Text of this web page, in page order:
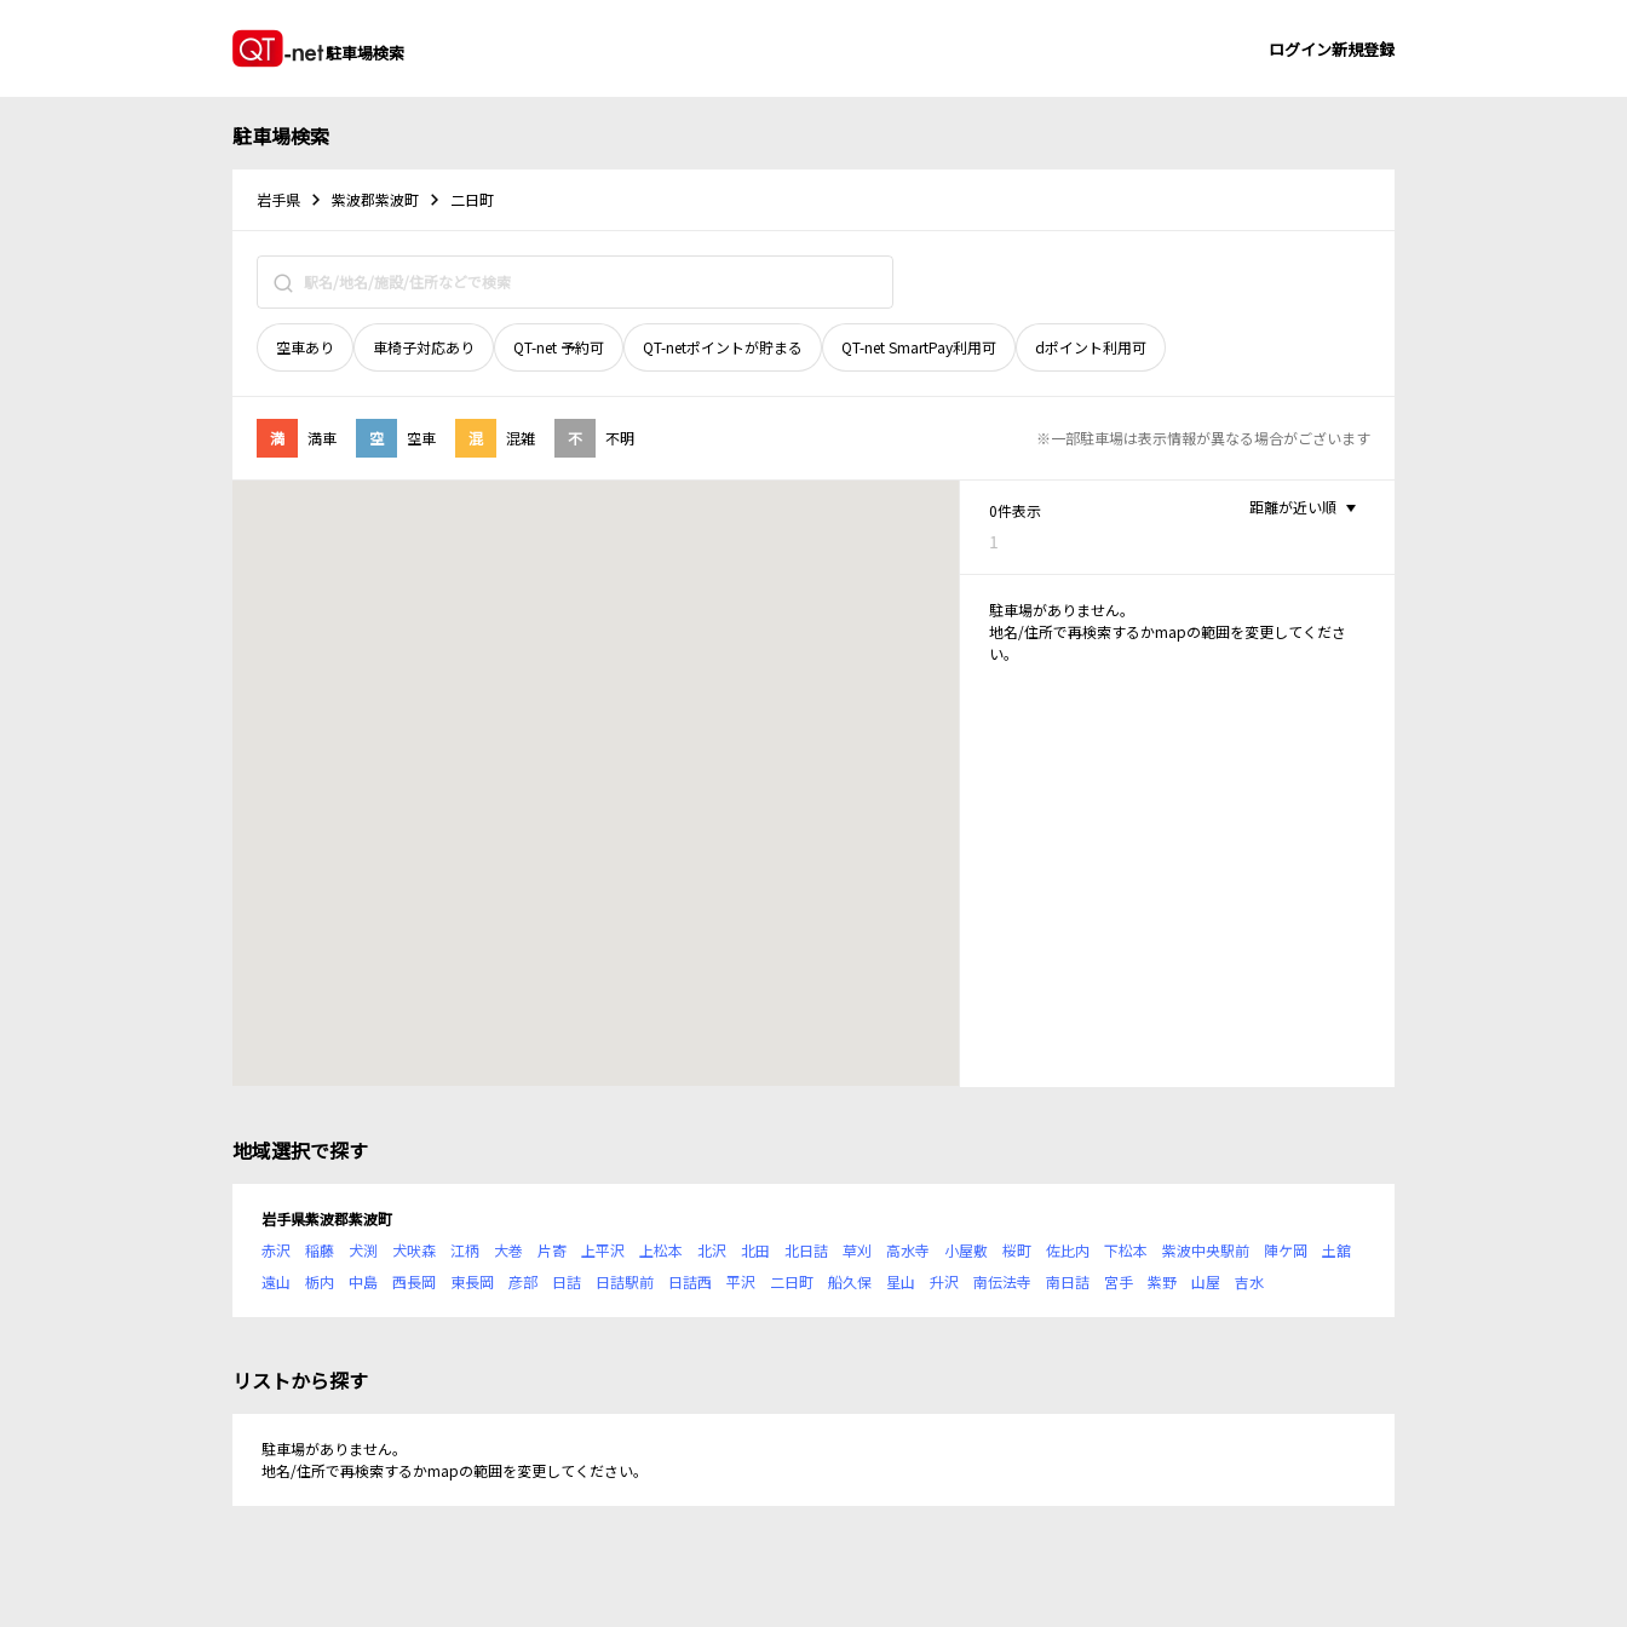
駐車場検索 ログイン新規登録
駐車場検索
岩手県 紫波郡紫波町 二日町
空車あり 車椅子対応あり QT-net 予約可 QT-netポイントが貯まる QT-net SmartPay利用可 dポイント利用可
満 満車 空 空車 混 混雑 不 不明 ※一部駐車場は表示情報が異なる場合がございます
0件表示
1
距離が近い順
駐車場がありません。
地名/住所で再検索するかmapの範囲を変更してくださ
い。
地域選択で探す
岩手県紫波郡紫波町
赤沢
稲藤 犬渕 犬吠森 江柄 大巻 片寄 上平沢 上松本 北沢 北田 北日詰 草刈 高水寺 小屋敷 桜町 佐比内 下松本 紫波中央駅前 陣ケ岡
土舘
遠山
栃内 中島 西長岡 東長岡 彦部 日詰 日詰駅前 日詰西 平沢 二日町 船久保 星山 升沢 南伝法寺 南日詰 宮手 紫野 山屋 吉水
リストから探す
駐車場がありません。
地名/住所で再検索するかmapの範囲を変更してください。